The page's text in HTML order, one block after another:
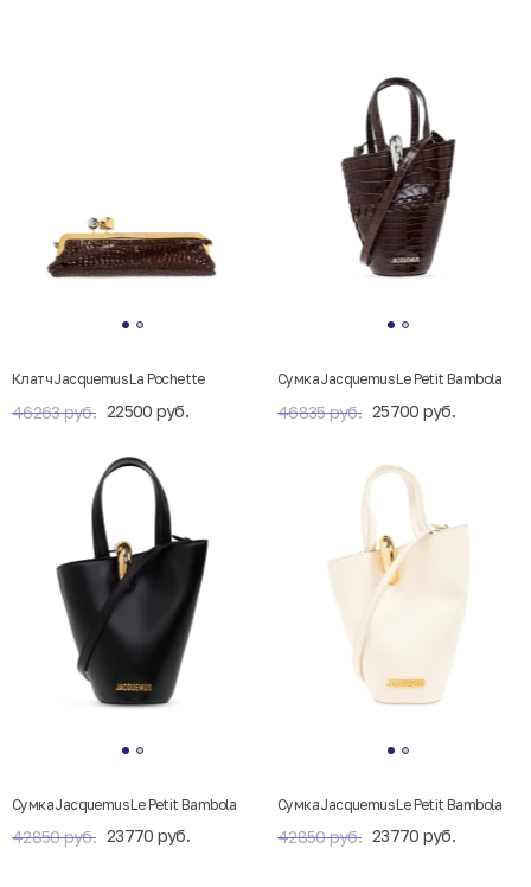
Клатч Jacquemus La Pochette
46263 руб. 22500 руб.
Cумка Jacquemus Le Petit Bambola
46835 руб. 25700 руб.
Cумка Jacquemus Le Petit Bambola
42850 руб. 23770 руб.
Cумка Jacquemus Le Petit Bambola
42850 руб. 23770 руб.